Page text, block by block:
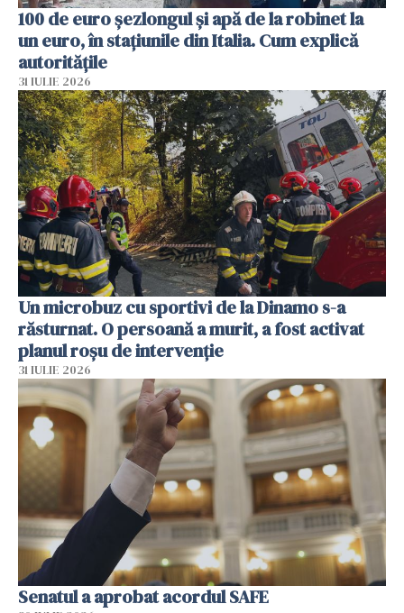
100 de euro șezlongul și apă de la robinet la
un euro, în stațiunile din Italia. Cum explică
autoritățile
31 IULIE 2026
Un microbuz cu sportivi de la Dinamo s-a
răsturnat. O persoană a murit, a fost activat
planul roșu de intervenție
31 IULIE 2026
Senatul a aprobat acordul SAFE